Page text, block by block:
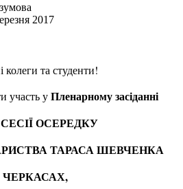
2017
та студенти!
участь уПленарному засіданні
СЕСІЇ ОСЕРЕДКУ
ТАРАСА ШЕВЧЕНКА
ЧЕРКАСАХ,